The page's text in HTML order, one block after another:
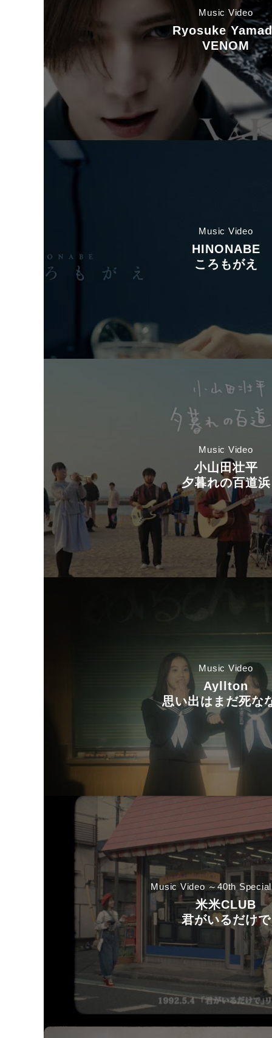
Music Video
Ryosuke
VENOM
Music Video
HINONABE
ころもがえ
Music Video
小山田壮平
夕暮れの百道浜
Music Video
Ayllton
思い出はまだ死な
Music Video ～40th
米米CLUB
君がいるだけで